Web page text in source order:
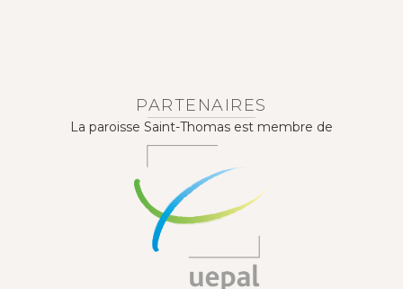
PARTENAIRES
La paroisse Saint-Thomas est membre de